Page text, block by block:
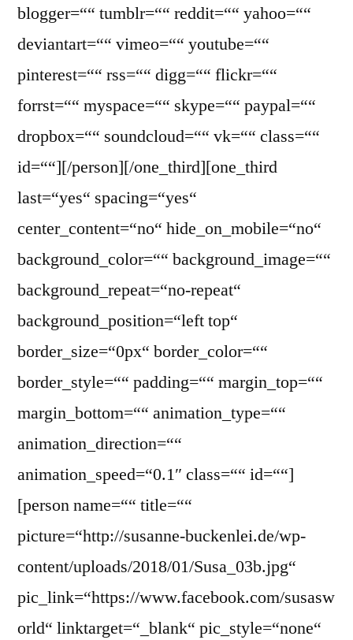
blogger=““ tumblr=““ reddit=““ yahoo=““
deviantart=““ vimeo=““ youtube=““
pinterest=““ rss=““ digg=““ flickr=““
forrst=““ myspace=““ skype=““ paypal=““
dropbox=““ soundcloud=““ vk=““ class=““
id=““][/person][/one_third][one_third
last=“yes“ spacing=“yes“
center_content=“no“ hide_on_mobile=“no“
background_color=““ background_image=““
background_repeat=“no-repeat“
background_position=“left top“
border_size=“0px“ border_color=““
border_style=““ padding=““ margin_top=““
margin_bottom=““ animation_type=““
animation_direction=““
animation_speed=“0.1″ class=““ id=““]
[person name=““ title=““
picture=“http://susanne-buckenlei.de/wp-
content/uploads/2018/01/Susa_03b.jpg“
pic_link=“https://www.facebook.com/susasw
orld“ linktarget=“_blank“ pic_style=“none“